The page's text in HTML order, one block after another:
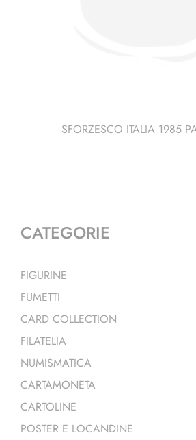
SFORZESCO ITALIA 1985
CATEGORIE
FIGURINE
FUMETTI
CARD COLLECTION
FILATELIA
NUMISMATICA
CARTAMONETA
CARTOLINE
POSTER E LOCANDINE